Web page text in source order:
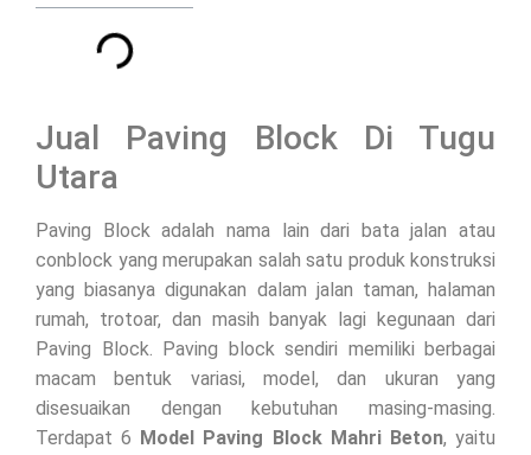
Jual Paving Block Di Tugu
Utara
Paving Block adalah nama lain dari bata jalan atau
conblock yang merupakan salah satu produk konstruksi
yang biasanya digunakan dalam jalan taman, halaman
rumah, trotoar, dan masih banyak lagi kegunaan dari
Paving Block. Paving block sendiri memiliki berbagai
macam bentuk variasi, model, dan ukuran yang
disesuaikan dengan kebutuhan masing-masing.
Terdapat 6 Model Paving Block Mahri Beton, yaitu